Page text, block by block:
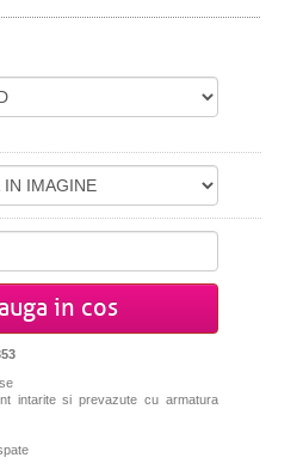
in cos
intarite si prevazute cu armatura